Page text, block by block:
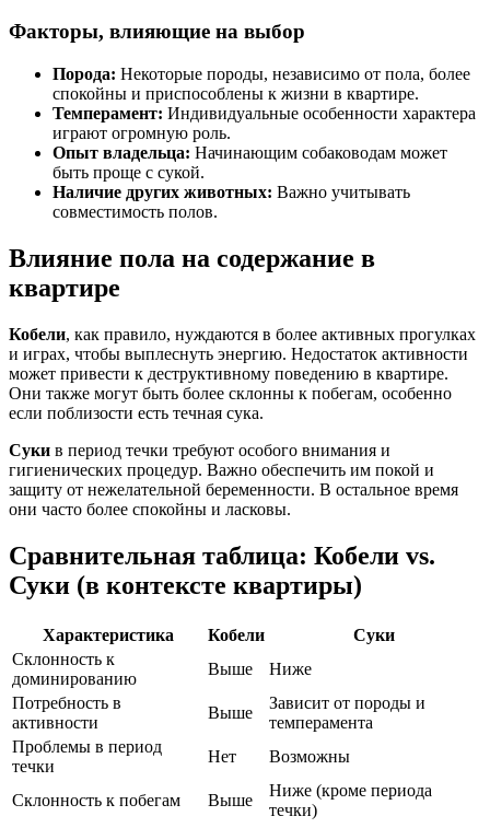
Факторы, влияющие на выбор
Порода: Некоторые породы, независимо от пола, более
спокойны и приспособлены к жизни в квартире.
Темперамент: Индивидуальные особенности характера
играют огромную роль.
Опыт владельца: Начинающим собаководам может
быть проще с сукой.
Наличие других животных: Важно учитывать
совместимость полов.
Влияние пола на содержание в
квартире
Кобели, как правило, нуждаются в более активных прогулках
и играх, чтобы выплеснуть энергию. Недостаток активности
может привести к деструктивному поведению в квартире.
Они также могут быть более склонны к побегам, особенно
если поблизости есть течная сука.
Суки в период течки требуют особого внимания и
гигиенических процедур. Важно обеспечить им покой и
защиту от нежелательной беременности. В остальное время
они часто более спокойны и ласковы.
Сравнительная таблица: Кобели vs.
Суки (в контексте квартиры)
Характеристика Кобели
Суки
Склонность к
доминированию
Выше
Ниже
Потребность в
активности
Выше
Зависит от породы и
темперамента
Проблемы в период
течки
Нет Возможны
Склонность к побегам Выше
Ниже (кроме периода
течки)